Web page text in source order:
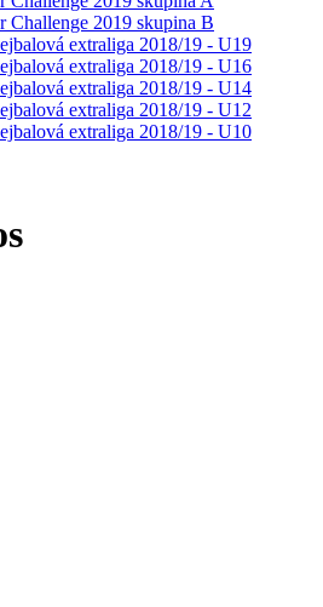
Challenge 2019 skupina B
extraliga 2018/19 - U19
extraliga 2018/19 - U16
extraliga 2018/19 - U14
extraliga 2018/19 - U12
extraliga 2018/19 - U10